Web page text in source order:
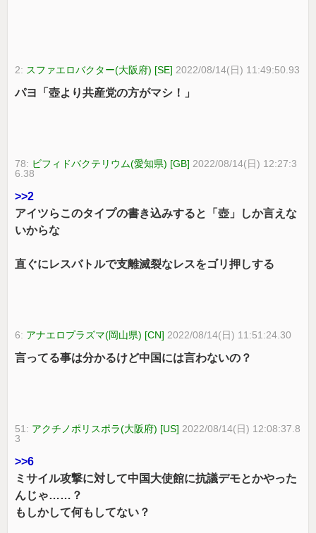
2: スファエロバクター(大阪府) [SE] 2022/08/14(日) 11:49:50.93
パヨ「壺より共産党の方がマシ！」
78: ビフィドバクテリウム(愛知県) [GB] 2022/08/14(日) 12:27:3
6.38
>>2
アイツらこのタイプの書き込みすると「壺」しか言えな
いからな
直ぐにレスバトルで支離滅裂なレスをゴリ押しする
6: アナエロプラズマ(岡山県) [CN] 2022/08/14(日) 11:51:24.30
言ってる事は分かるけど中国には言わないの？
51: アクチノポリスポラ(大阪府) [US] 2022/08/14(日) 12:08:37.8
3
>>6
ミサイル攻撃に対して中国大使館に抗議デモとかやった
んじゃ……？
もしかして何もしてない？